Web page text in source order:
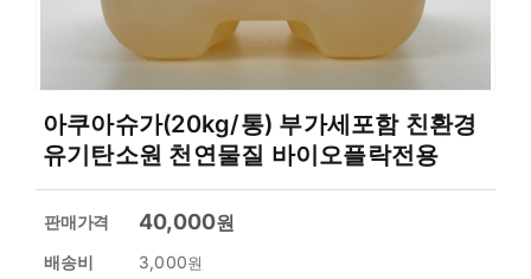
아쿠아슈가(20kg/통) 부가세포함 친환경
유기탄소원 천연물질 바이오플락전용
판매가격 40,000원
배송비 3,000원